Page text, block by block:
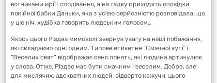
вогниками мрії і сподівання, а на гадку приходять оповідки
покійної бабки Даньки, яка з усією серйозністю розповідала, що
у цю ніч, худібка говорить людським голосом…
Якось цього Різдва мимоволі звернув увагу на наші побажання,
які складаємо одні одним. Типове етикетне ”Смачної куті” і
”Веселих свят” відображає сенс понять, які людина артикулює
у слова. Отже, Різдво має бути смачним і веселим. Добре, але
для мислячих, адекватних людей, відверто кажучи, цього